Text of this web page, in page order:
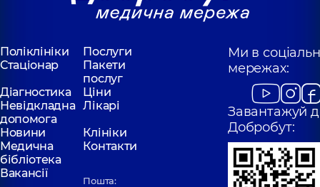
Поліклініки
Послуги
Стаціонар
Пакети
послуг
Діагностика
Ціни
Невідкладна
допомога
Лікарі
Новини
Клініки
Медична
бібліотека
Контакти
Вакансії
Пошта:
Ми в
мережах:
Завантажуй
Добробут: